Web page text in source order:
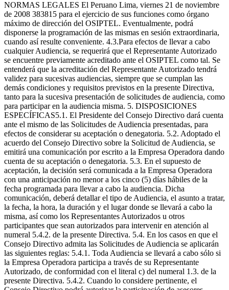
NORMAS LEGALES El Peruano Lima, viernes 21 de noviembre
de 2008 383815 para el ejercicio de sus funciones como órgano
máximo de dirección del OSIPTEL. Eventualmente, podrá
disponerse la programación de las mismas en sesión extraordinaria,
cuando así resulte conveniente. 4.3.Para efectos de llevar a cabo
cualquier Audiencia, se requerirá que el Representante Autorizado
se encuentre previamente acreditado ante el OSIPTEL como tal. Se
entenderá que la acreditación del Representante Autorizado tendrá
validez para sucesivas audiencias, siempre que se cumplan las
demás condiciones y requisitos previstos en la presente Directiva,
tanto para la sucesiva presentación de solicitudes de audiencia, como
para participar en la audiencia misma. 5. DISPOSICIONES
ESPECÍFICAS5.1. El Presidente del Consejo Directivo dará cuenta
ante el mismo de las Solicitudes de Audiencia presentadas, para
efectos de considerar su aceptación o denegatoria. 5.2. Adoptado el
acuerdo del Consejo Directivo sobre la Solicitud de Audiencia, se
emitirá una comunicación por escrito a la Empresa Operadora dando
cuenta de su aceptación o denegatoria. 5.3. En el supuesto de
aceptación, la decisión será comunicada a la Empresa Operadora
con una anticipación no menor a los cinco (5) días hábiles de la
fecha programada para llevar a cabo la audiencia. Dicha
comunicación, deberá detallar el tipo de Audiencia, el asunto a tratar,
la fecha, la hora, la duración y el lugar donde se llevará a cabo la
misma, así como los Representantes Autorizados u otros
participantes que sean autorizados para intervenir en atención al
numeral 5.4.2. de la presente Directiva. 5.4. En los casos en que el
Consejo Directivo admita las Solicitudes de Audiencia se aplicarán
las siguientes reglas: 5.4.1. Toda Audiencia se llevará a cabo sólo si
la Empresa Operadora participa a través de su Representante
Autorizado, de conformidad con el literal c) del numeral 1.3. de la
presente Directiva. 5.4.2. Cuando lo considere pertinente, el